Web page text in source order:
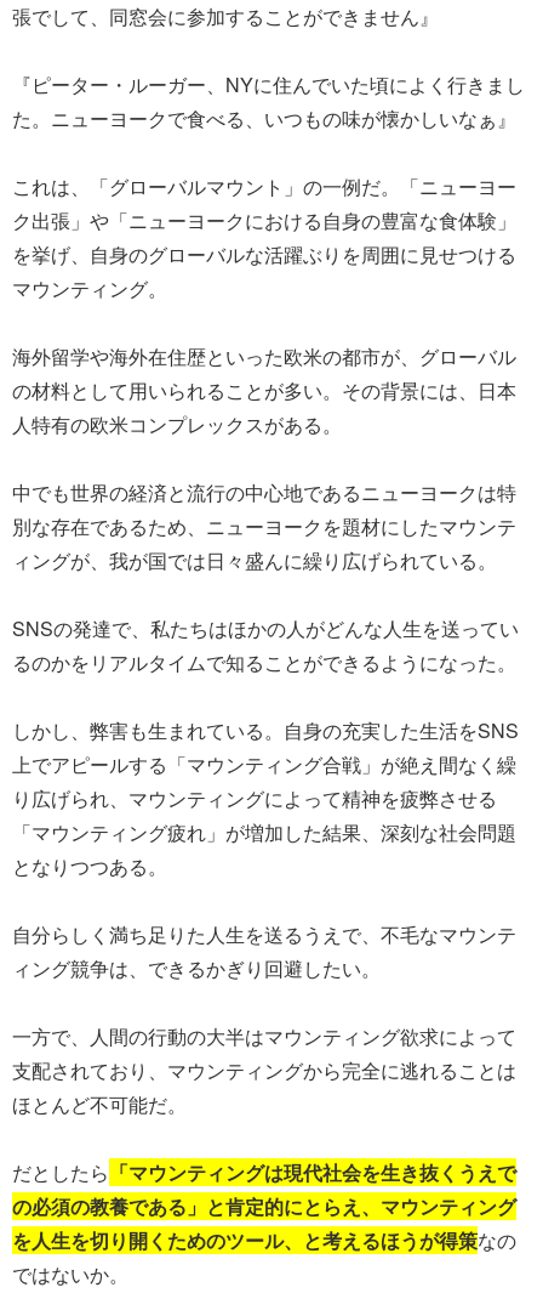
張でして、同窓会に参加することができません』
『ピーター・ルーガー、NYに住んでいた頃によく行きまし
た。ニューヨークで食べる、いつもの味が懐かしいなぁ』
これは、「グローバルマウント」の一例だ。「ニューヨー
ク出張」や「ニューヨークにおける自身の豊富な食体験」
を挙げ、自身のグローバルな活躍ぶりを周囲に見せつける
マウンティング。
海外留学や海外在住歴といった欧米の都市が、グローバル
の材料として用いられることが多い。その背景には、日本
人特有の欧米コンプレックスがある。
中でも世界の経済と流行の中心地であるニューヨークは特
別な存在であるため、ニューヨークを題材にしたマウンテ
ィングが、我が国では日々盛んに繰り広げられている。
SNSの発達で、私たちはほかの人がどんな人生を送ってい
るのかをリアルタイムで知ることができるようになった。
しかし、弊害も生まれている。自身の充実した生活をSNS
上でアピールする「マウンティング合戦」が絶え間なく繰
り広げられ、マウンティングによって精神を疲弊させる
「マウンティング疲れ」が増加した結果、深刻な社会問題
となりつつある。
自分らしく満ち足りた人生を送るうえで、不毛なマウンテ
ィング競争は、できるかぎり回避したい。
一方で、人間の行動の大半はマウンティング欲求によって
支配されており、マウンティングから完全に逃れることは
ほとんど不可能だ。
だとしたら 「マウンティングは現代社会を生き抜くうえで
の必須の教養である」と肯定的にとらえ、マウンティング
を人生を切り開くためのツール、と考えるほうが得策なの
ではないか。